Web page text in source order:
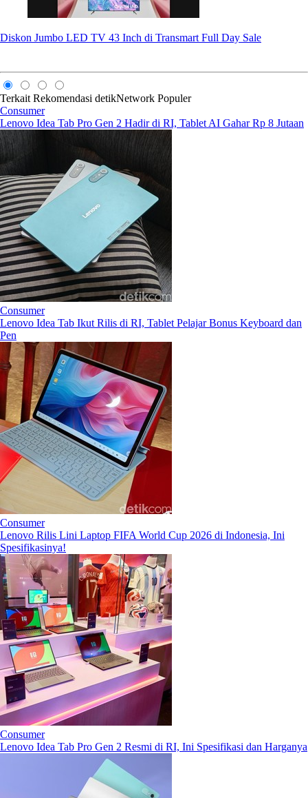
Diskon Jumbo LED TV 43 Inch di Transmart Full Day Sale
Terkait Rekomendasi detikNetwork Populer
Consumer
Lenovo Idea Tab Pro Gen 2 Hadir di RI, Tablet AI Gahar Rp 8 Jutaan
Consumer
Lenovo Idea Tab Ikut Rilis di RI, Tablet Pelajar Bonus Keyboard dan
Pen
Consumer
Lenovo Rilis Lini Laptop FIFA World Cup 2026 di Indonesia, Ini
Spesifikasinya!
Consumer
Lenovo Idea Tab Pro Gen 2 Resmi di RI, Ini Spesifikasi dan Harganya